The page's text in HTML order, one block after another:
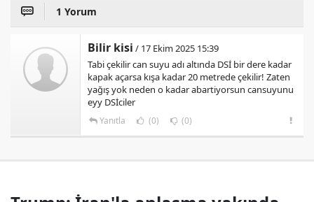
1 Yorum
Bilir kisi / 17 Ekim 2025 15:39
Tabi çekilir can suyu adı altında DSİ bir dere kadar
kapak açarsa kışa kadar 20 metrede çekilir! Zaten
yağış yok neden o kadar abartiyorsun cansuyunu
eyy DSİciler
Yanıtla (0) (0)